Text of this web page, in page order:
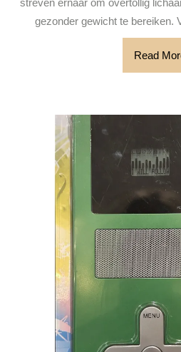
gezonder gewicht te bereiken.
Read